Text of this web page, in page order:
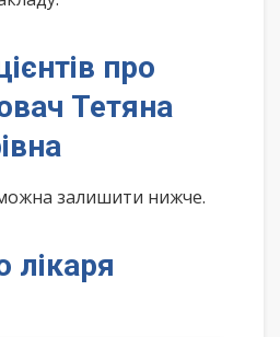
про
Тетяна
можна залишити нижче.
лікаря